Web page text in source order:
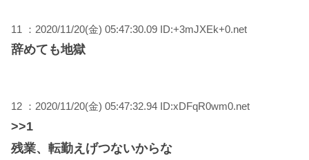
11 ：2020/11/20(金) 05:47:30.09 ID:+3mJXEk+0.net
辞めても地獄
12 ：2020/11/20(金) 05:47:32.94 ID:xDFqR0wm0.net
>>1
残業、転勤えげつないからな